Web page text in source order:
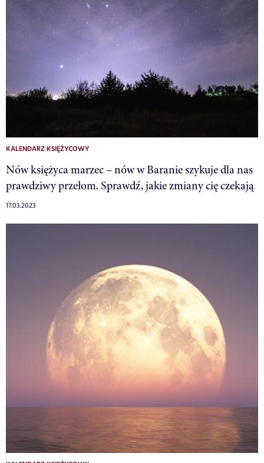
KALENDARZ KSIĘŻYCOWY
Nów księżyca marzec – nów w Baranie szykuje dla nas
prawdziwy przełom. Sprawdź, jakie zmiany cię czekają
17.03.2023